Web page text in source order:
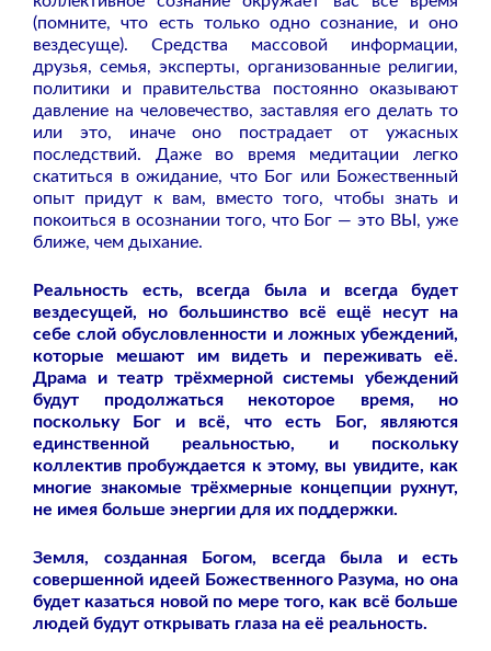
(помните, что есть только одно сознание, и оно
вездесуще). Средства массовой информации,
друзья, семья, эксперты, организованные религии,
политики и правительства постоянно оказывают
давление на человечество, заставляя его делать то
или это, иначе оно пострадает от ужасных
последствий. Даже во время медитации легко
скатиться в ожидание, что Бог или Божественный
опыт придут к вам, вместо того, чтобы знать и
покоиться в осознании того, что Бог — это ВЫ, уже
ближе, чем дыхание.
Реальность есть, всегда была и всегда будет
вездесущей, но большинство всё ещё несут на
себе слой обусловленности и ложных убеждений,
которые мешают им видеть и переживать её.
Драма и театр трёхмерной системы убеждений
будут продолжаться некоторое время, но
поскольку Бог и всё, что есть Бог, являются
единственной реальностью, и поскольку
коллектив пробуждается к этому, вы увидите, как
многие знакомые трёхмерные концепции рухнут,
не имея больше энергии для их поддержки.
Земля, созданная Богом, всегда была и есть
совершенной идеей Божественного Разума, но она
будет казаться новой по мере того, как всё больше
людей будут открывать глаза на её реальность.